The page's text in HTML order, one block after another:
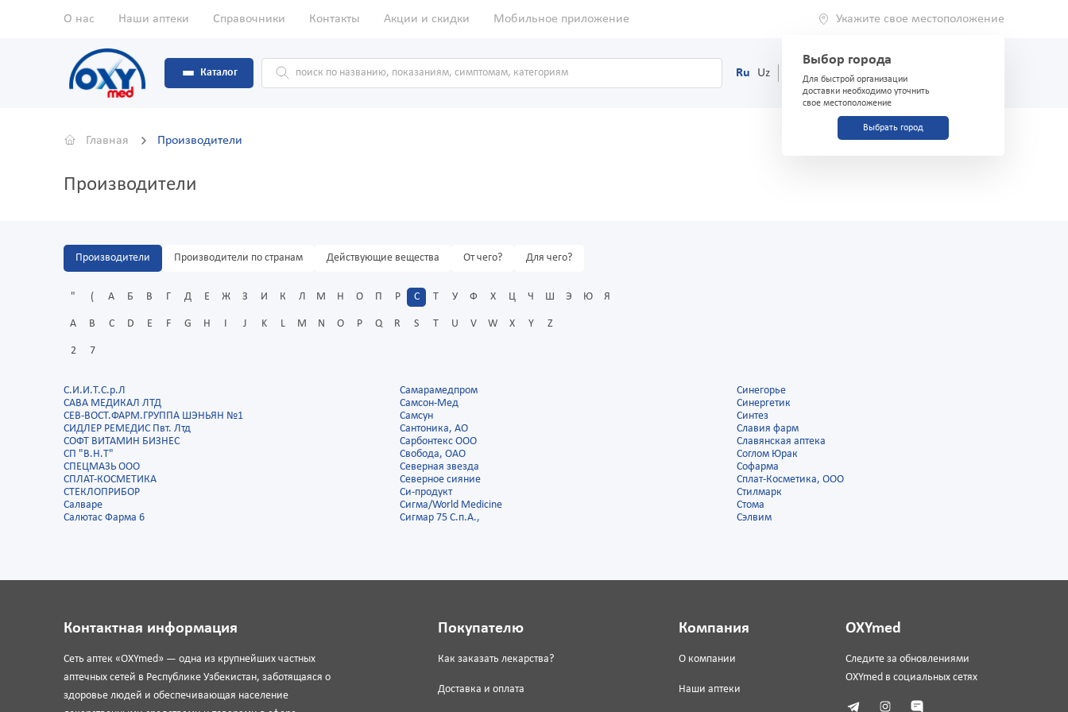
О нас Наши аптеки Справочники Контакты Акции и скидки Мобильное приложение Укажите свое местоположение
Выбор города
Для быстрой организации
доставки необходимо уточнить
свое местоположение
Выбрать город
Каталог Ru Uz (71) 200-03-03
Главная Производители
Производители
Производители Производители по странам Действующие вещества От чего? Для чего?
" ( А Б В Г Д Е Ж З И К Л М Н О П Р С Т У Ф Х Ц Ч Ш Э Ю Я
A B C D E F G H I J K L M N O P Q R S T U V W X Y Z
2 7
С.И.И.Т.С.р.Л
САВА МЕДИКАЛ ЛТД
СЕВ-ВОСТ.ФАРМ.ГРУППА ШЭНЬЯН №1
СИДЛЕР РЕМЕДИС Пвт. Лтд
СОФТ ВИТАМИН БИЗНЕС
СП "В.Н.Т"
СПЕЦМАЗЬ ООО
СПЛАТ-КОСМЕТИКА
СТЕКЛОПРИБОР
Салваре
Салютас Фарма 6
Самарамедпром
Самсон-Мед
Самсун
Сантоника, АО
Сарбонтекс ООО
Свобода, ОАО
Северная звезда
Северное сияние
Си-продукт
Сигма/World Medicine
Сигмар 75 С.п.А.,
Синегорье
Синергетик
Синтез
Славия фарм
Славянская аптека
Соглом Юрак
Софарма
Сплат-Косметика, ООО
Стилмарк
Стома
Сэлвим
Контактная информация
Сеть аптек «OXYmed» — одна из крупнейших частных
аптечных сетей в Республике Узбекистан, заботящаяся о
здоровье людей и обеспечивающая население
Покупателю
Как заказать лекарства?
Доставка и оплата
Компания
О компании
Наши аптеки
OXYmed
Следите за обновлениями
OXYmed в социальных сетях